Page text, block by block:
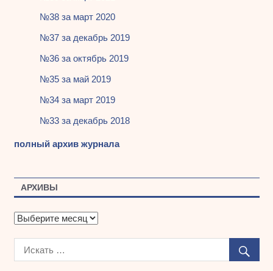
№38 за март 2020
№37 за декабрь 2019
№36 за октябрь 2019
№35 за май 2019
№34 за март 2019
№33 за декабрь 2018
полный архив журнала
АРХИВЫ
А
х